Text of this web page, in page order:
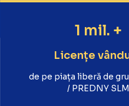
1 mil. +
Licențe
de pe piața liberă de
/ PREDNY SLM